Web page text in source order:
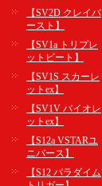
【SV2D クレイバ
ースト】
【SV1a トリプレ
ットビート】
【SV1S スカーレ
ットex】
【SV1V バイオレ
ットex】
【S12a VSTARユ
ニバース】
【S12 パラダイム